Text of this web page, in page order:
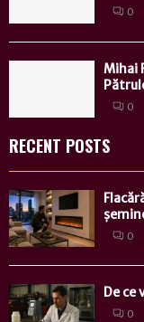
0
Mihai
0
RECENT POSTS
0
De
0